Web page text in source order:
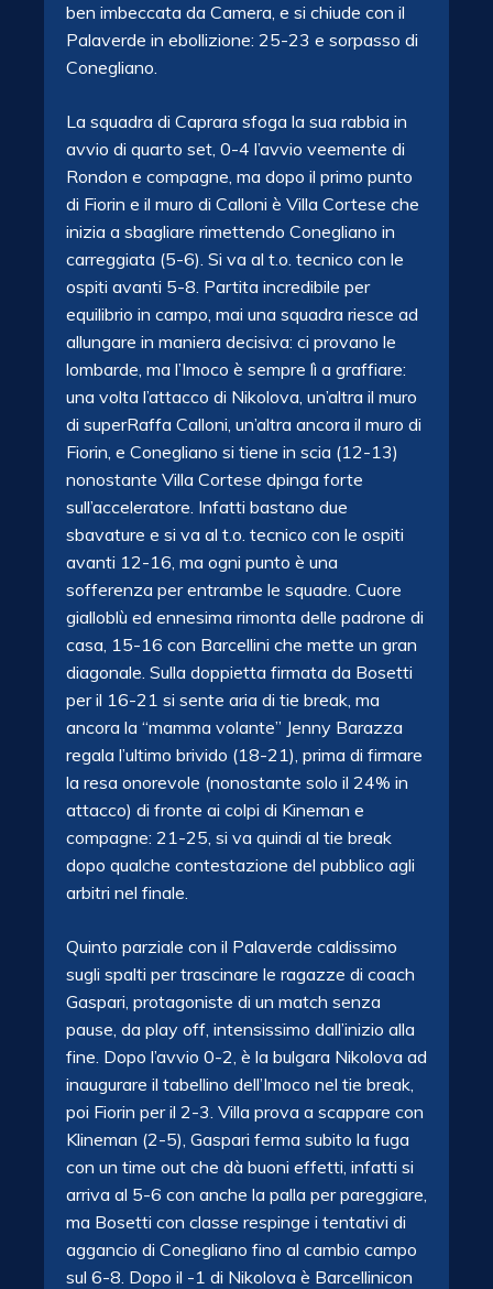
ben imbeccata da Camera, e si chiude con il
Palaverde in ebollizione: 25-23 e sorpasso di
Conegliano.
La squadra di Caprara sfoga la sua rabbia in
avvio di quarto set, 0-4 l’avvio veemente di
Rondon e compagne, ma dopo il primo punto
di Fiorin e il muro di Calloni è Villa Cortese che
inizia a sbagliare rimettendo Conegliano in
carreggiata (5-6). Si va al t.o. tecnico con le
ospiti avanti 5-8. Partita incredibile per
equilibrio in campo, mai una squadra riesce ad
allungare in maniera decisiva: ci provano le
lombarde, ma l’Imoco è sempre lì a graffiare:
una volta l’attacco di Nikolova, un’altra il muro
di superRaffa Calloni, un’altra ancora il muro di
Fiorin, e Conegliano si tiene in scia (12-13)
nonostante Villa Cortese dpinga forte
sull’acceleratore. Infatti bastano due
sbavature e si va al t.o. tecnico con le ospiti
avanti 12-16, ma ogni punto è una
sofferenza per entrambe le squadre. Cuore
gialloblù ed ennesima rimonta delle padrone di
casa, 15-16 con Barcellini che mette un gran
diagonale. Sulla doppietta firmata da Bosetti
per il 16-21 si sente aria di tie break, ma
ancora la “mamma volante” Jenny Barazza
regala l’ultimo brivido (18-21), prima di firmare
la resa onorevole (nonostante solo il 24% in
attacco) di fronte ai colpi di Kineman e
compagne: 21-25, si va quindi al tie break
dopo qualche contestazione del pubblico agli
arbitri nel finale.
Quinto parziale con il Palaverde caldissimo
sugli spalti per trascinare le ragazze di coach
Gaspari, protagoniste di un match senza
pause, da play off, intensissimo dall’inizio alla
fine. Dopo l’avvio 0-2, è la bulgara Nikolova ad
inaugurare il tabellino dell’Imoco nel tie break,
poi Fiorin per il 2-3. Villa prova a scappare con
Klineman (2-5), Gaspari ferma subito la fuga
con un time out che dà buoni effetti, infatti si
arriva al 5-6 con anche la palla per pareggiare,
ma Bosetti con classe respinge i tentativi di
aggancio di Conegliano fino al cambio campo
sul 6-8. Dopo il -1 di Nikolova è Barcellinicon